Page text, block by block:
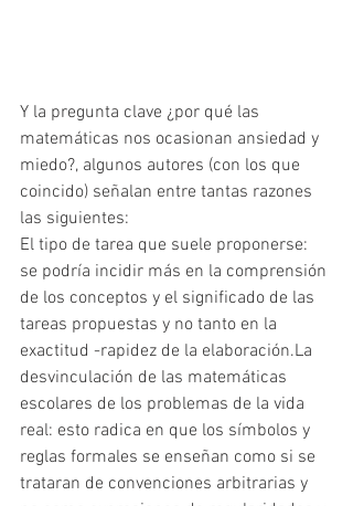
Y la pregunta clave ¿por qué las
matemáticas nos ocasionan ansiedad y
miedo?, algunos autores (con los que
coincido) señalan entre tantas razones
las siguientes:
El tipo de tarea que suele proponerse:
se podría incidir más en la comprensión
de los conceptos y el significado de las
tareas propuestas y no tanto en la
exactitud -rapidez de la elaboración.La
desvinculación de las matemáticas
escolares de los problemas de la vida
real: esto radica en que los símbolos y
reglas formales se enseñan como si se
trataran de convenciones arbitrarias y